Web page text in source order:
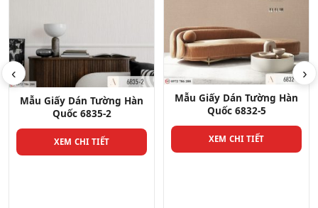
‹
Mẫu Giấy Dán Tường Hàn
Quốc 6832-5
XEM CHI TIẾT
Mẫu Giấy Dán Tường Hàn
Quốc 6834-4
›